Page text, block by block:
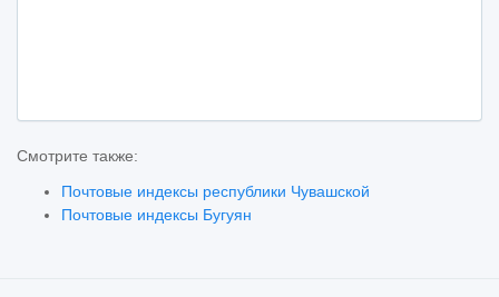
Смотрите также:
Почтовые индексы республики Чувашской
Почтовые индексы Бугуян